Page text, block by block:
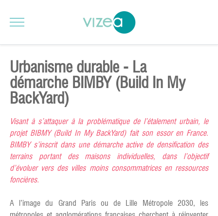
Urbanisme durable - La
démarche BIMBY (Build In My
BackYard)
Visant à s’attaquer à la problématique de l’étalement urbain, le
projet BIBMY (Build In My BackYard) fait son essor en France.
BIMBY s’inscrit dans une démarche active de densification des
terrains portant des maisons individuelles, dans l’objectif
d’évoluer vers des villes moins consommatrices en ressources
foncières.
A l’image du Grand Paris ou de Lille Métropole 2030, les